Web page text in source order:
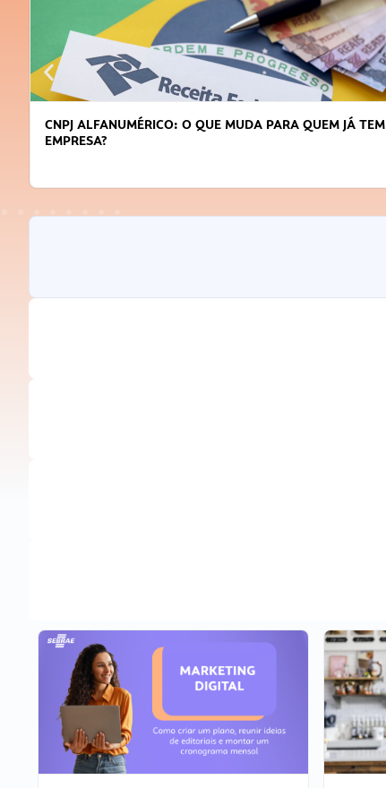
CNPJ ALFANUMÉRICO: O QUE MUDA PARA QUEM JÁ TEM
EMPRESA?